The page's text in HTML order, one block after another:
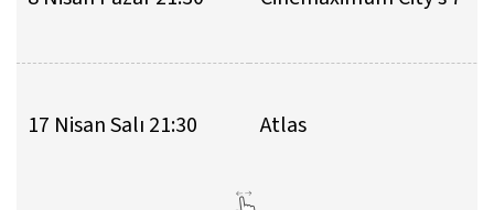
17 Nisan Salı 21:30 Atlas